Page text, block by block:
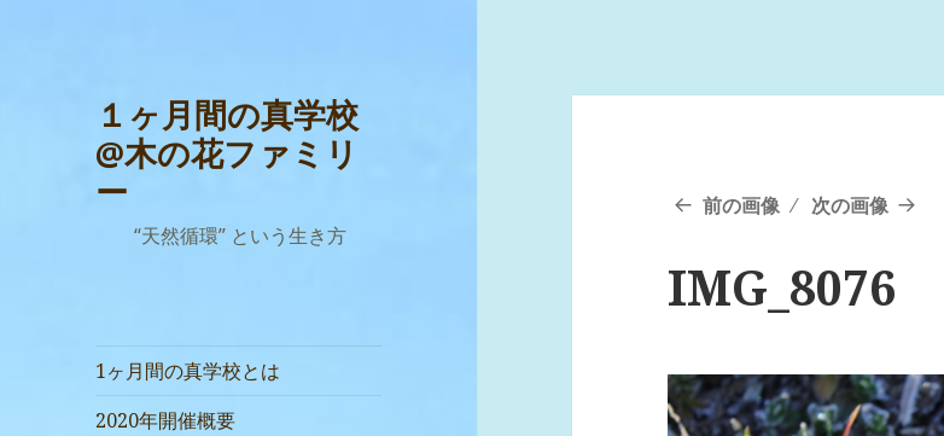
１ヶ月間の真学校
@木の花ファミリ
ー
“天然循環” という生き方
1ヶ月間の真学校とは
2020年開催概要
前の画像 次の画像
IMG_8076